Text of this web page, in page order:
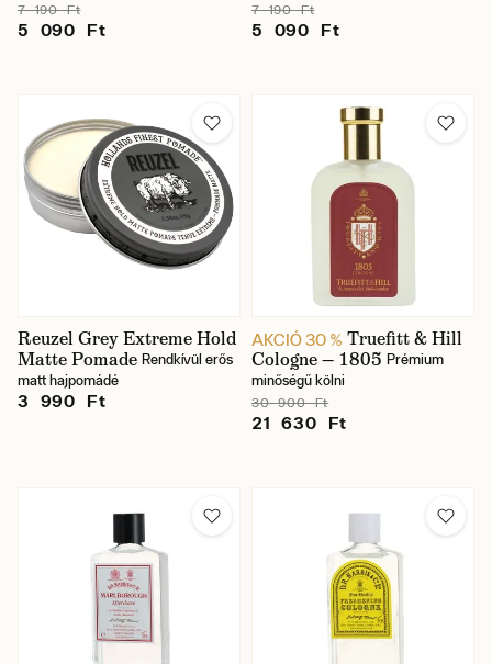
7 190 Ft
5 090 Ft
7 190 Ft
5 090 Ft
Reuzel Grey Extreme Hold
Matte Pomade Rendkívül erős
matt hajpomádé
3 990 Ft
AKCIÓ 30 % Truefitt & Hill
Cologne — 1805 Prémium
minőségű kölni
30 900 Ft
21 630 Ft